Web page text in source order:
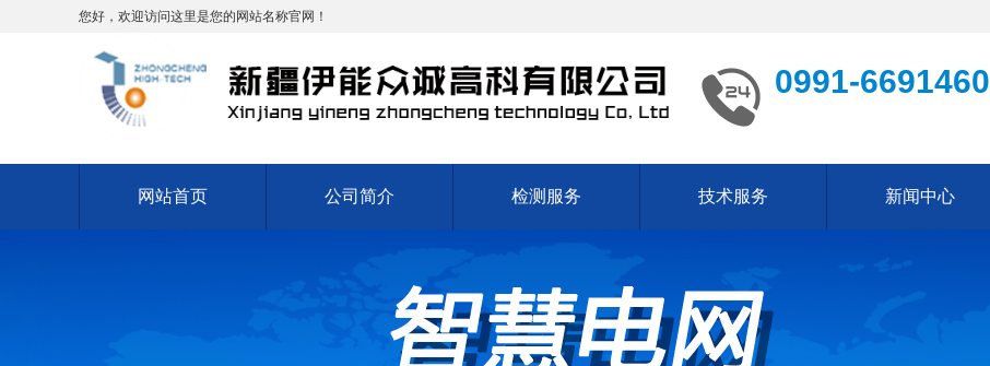
您好，欢迎访问这里是您的网站名称官网！
0991-6691460
网站首页 公司简介 检测服务 技术服务 新闻中心